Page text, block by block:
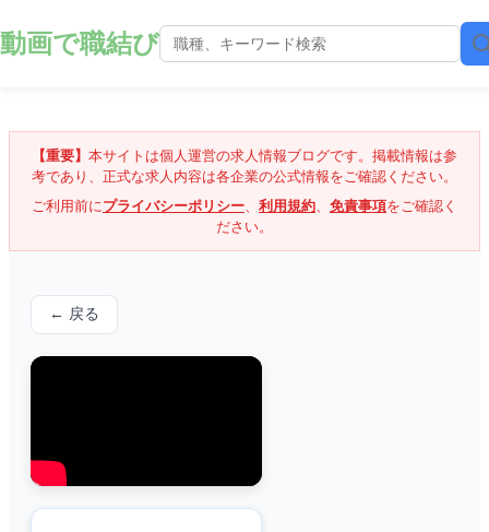
動画で職結び
【重要】 本サイトは個人運営の求人情報ブログです。掲載情報は参
考であり、正式な求人内容は各企業の公式情報をご確認ください。
ご利用前にプライバシーポリシー、 利用規約、 免責事項をご確認く
ださい。
← 戻る